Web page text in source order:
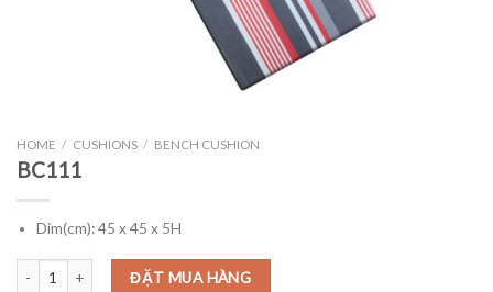
HOME / CUSHIONS / BENCH CUSHION
BC111
Dim(cm): 45 x 45 x 5H
BC111 quantity
ĐẶT MUA HÀNG